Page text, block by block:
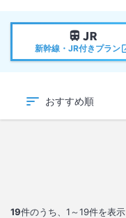
新幹線・JR付きプラン
おすすめ順
19件のうち、 1～19件を表示